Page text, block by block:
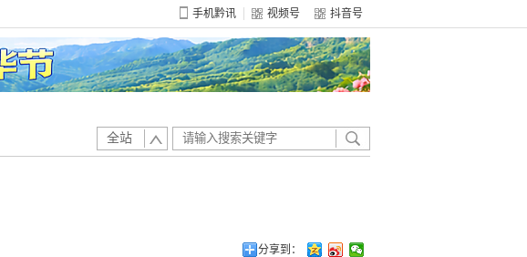
手机黔讯 视频号 抖音号
全站
分享到：